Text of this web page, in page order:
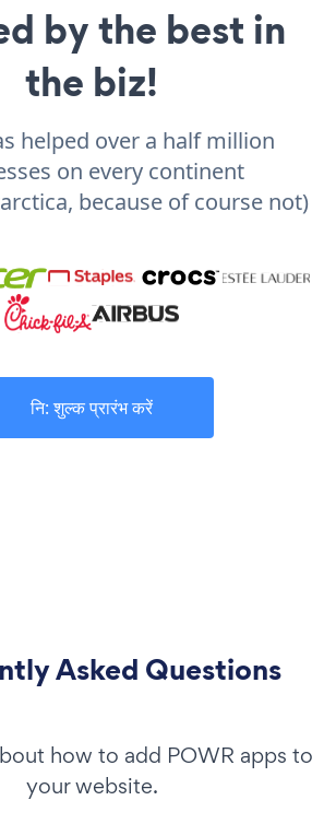
by the best in
the biz!
helped over a half million
on every continent
because of course not)
नि: शुल्क प्रारंभ करें
Asked Questions
how to add POWR apps to
your website.